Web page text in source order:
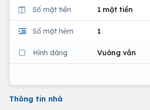
Số mặt tiền 1 mặt tiền
Số mặt hẻm 1
Hình dáng Vuông vắn
Thông tin nhà